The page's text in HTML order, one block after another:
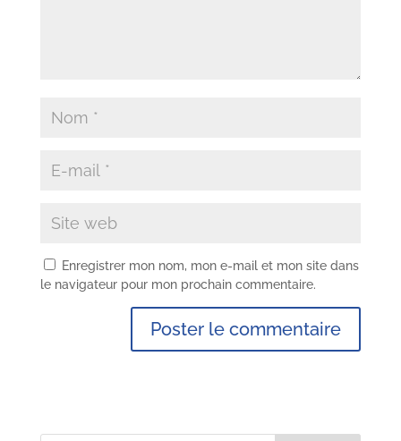
Enregistrer mon nom, mon e-mail et mon site dans
le navigateur pour mon prochain commentaire.